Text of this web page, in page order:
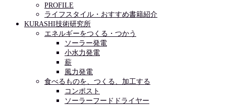
PROFILE
ライフスタイル・おすすめ書籍紹介
KURASHI技術研究所
エネルギーをつくる・つかう
ソーラー発電
小水力発電
薪
風力発電
食べるものを、つくる、加工する
コンポスト
ソーラーフードドライヤー